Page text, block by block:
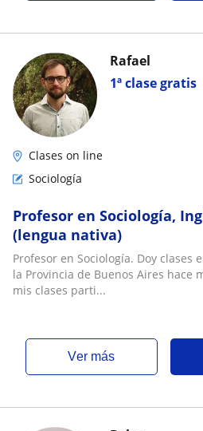
1ª clase gratis
Rafael
Clases on line
Sociología
Profesor en Sociología,
(lengua nativa)
Profesor en Sociología. Doy clases
la Provincia de Buenos Aires hace
mis clases parti...
ver más